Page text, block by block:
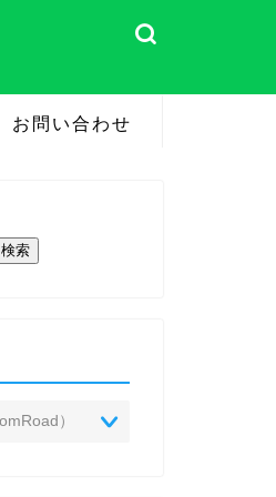
お問い合わせ
検索